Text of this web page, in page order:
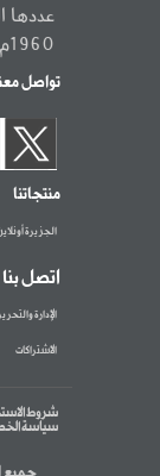
عددها
1960م.
تواصل
منتجاتنا
الجزيرة
اتصل بنا
الإدارة والتحرير
الاشتراكات
شروط
سياسة